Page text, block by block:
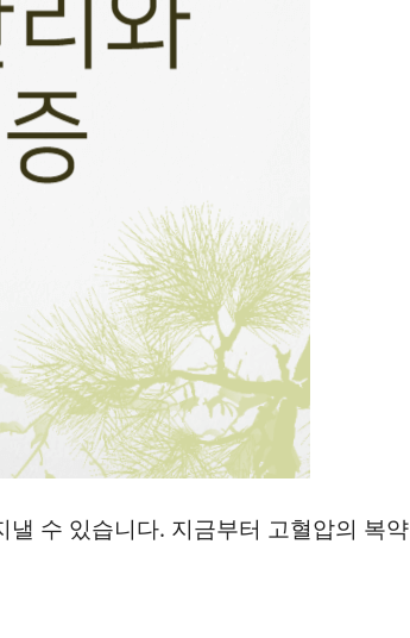
수 있습니다. 지금부터 고혈압의 복약